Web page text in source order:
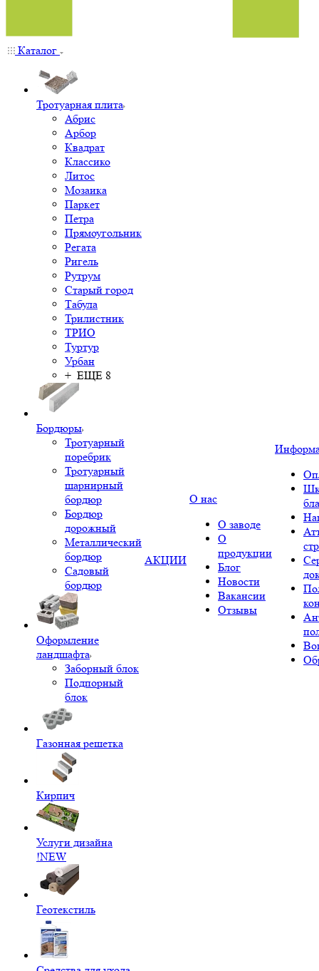
Каталог
Тротуарная плита
Абрис
Арбор
Квадрат
Классико
Литос
Мозаика
Паркет
Петра
Прямоугольник
Регата
Ригель
Рутрум
Старый город
Табула
Трилистник
ТРИО
Туртур
Урбан
+ ЕЩЕ 8
Бордюры
Тротуарный
поребрик
Тротуарный
шарнирный
бордюр
Бордюр
дорожный
Металлический
бордюр
Садовый
бордюр
Оформление
ландшафта
Заборный блок
Подпорный
блок
Газонная решетка
Кирпич
Услуги дизайна
!NEW
Геотекстиль
АКЦИИ
О нас
О заводе
О
продукции
Блог
Новости
Вакансии
Отзывы